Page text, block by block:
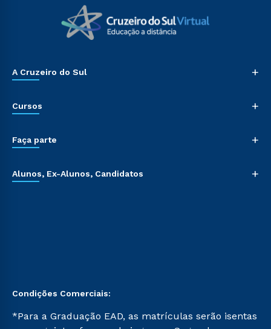
A Cruzeiro do Sul +
Cursos +
Faça parte +
Alunos, Ex-Alunos, Candidatos +
Condições Comerciais:
*Para a Graduação EAD, as matrículas serão isentas